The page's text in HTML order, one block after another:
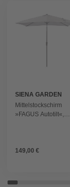
SIENA GARDEN
Mittelstockschirm
»FAGUS Autotilt«,
149,00 €